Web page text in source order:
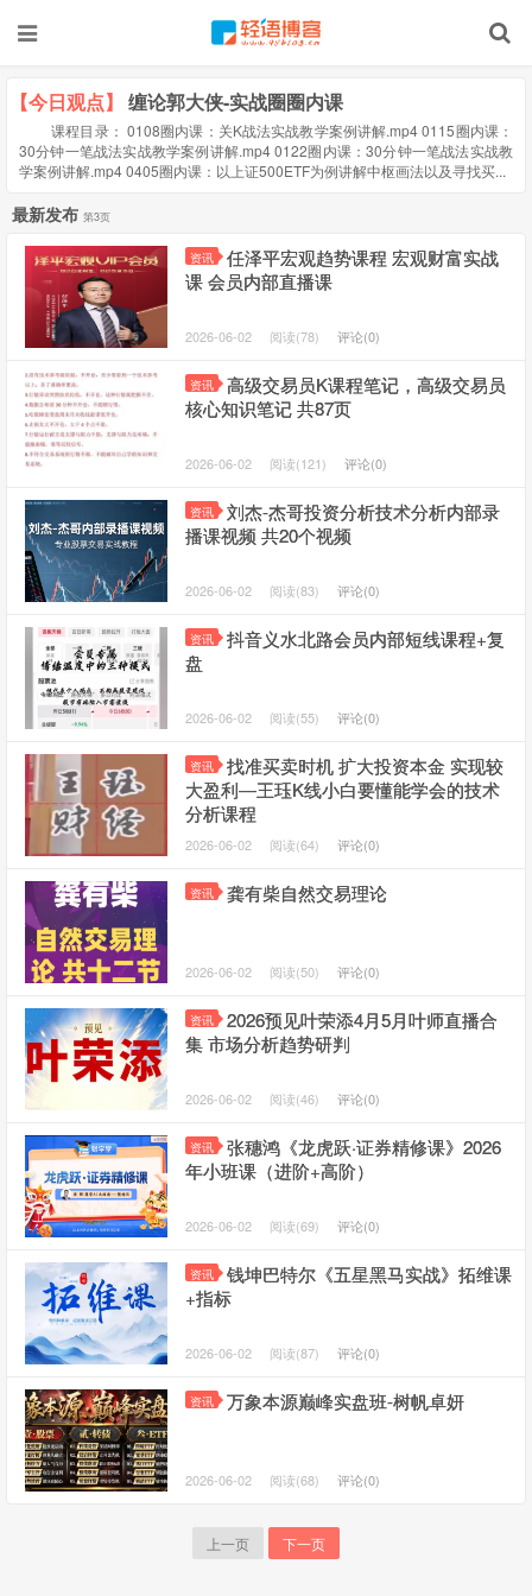
【今日观点】 缠论郭大侠-实战圈圈内课
课程目录： 0108圈内课：关K战法实战教学案例讲解.mp4 0115圈内课：
30分钟一笔战法实战教学案例讲解.mp4 0122圈内课：30分钟一笔战法实战教
学案例讲解.mp4 0405圈内课：以上证500ETF为例讲解中枢画法以及寻找买...
最新发布 第3页
资讯
任泽平宏观趋势课程 宏观财富实战
课 会员内部直播课
2026-06-02 阅读(78) 评论(0)
资讯
高级交易员K课程笔记，高级交易员
核心知识笔记 共87页
2026-06-02 阅读(121) 评论(0)
资讯
刘杰-杰哥投资分析技术分析内部录
播课视频 共20个视频
2026-06-02 阅读(83) 评论(0)
资讯
抖音义水北路会员内部短线课程+复
盘
2026-06-02 阅读(55) 评论(0)
资讯
找准买卖时机 扩大投资本金 实现较
大盈利—王珏K线小白要懂能学会的技术
分析课程
2026-06-02 阅读(64) 评论(0)
资讯 龚有柴自然交易理论
2026-06-02 阅读(50) 评论(0)
资讯
2026预见叶荣添4月5月叶师直播合
集 市场分析趋势研判
2026-06-02 阅读(46) 评论(0)
资讯
张穗鸿《龙虎跃·证券精修课》2026
年小班课（进阶+高阶）
2026-06-02 阅读(69) 评论(0)
资讯
钱坤巴特尔《五星黑马实战》拓维课
+指标
2026-06-02 阅读(87) 评论(0)
资讯 万象本源巅峰实盘班-树帆卓妍
2026-06-02 阅读(68) 评论(0)
上一页 下一页